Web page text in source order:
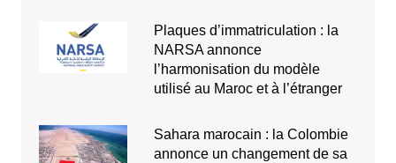
Plaques d’immatriculation : la
NARSA annonce
l’harmonisation du modèle
utilisé au Maroc et à l’étranger
Sahara marocain : la Colombie
annonce un changement de sa